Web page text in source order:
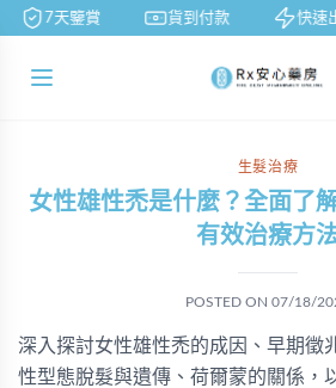
7天鑒賞 貨到付款 快速
生髮治療
女性雄性禿是什麼？全面了
有效治療方
POSTED ON 07/18/
深入探討女性雄性禿的成因、早期徵
性型態脫髮與遺傳、荷爾蒙的關係，